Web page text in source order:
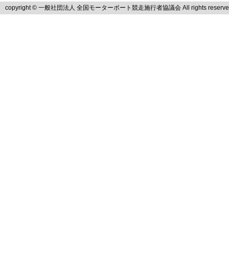
copyright © 一般社団法人 全国モーターボート競走施行者協議会 All rights